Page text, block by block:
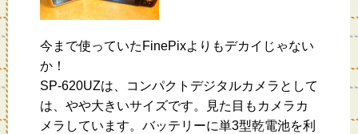
今まで使っていたFinePixよりもデカイじゃない
か！
SP-620UZは、コンパクトデジタルカメラとして
は、やや大きいサイズです。見た目もカメラカ
メラしています。バッテリーに単3型乾電池を利